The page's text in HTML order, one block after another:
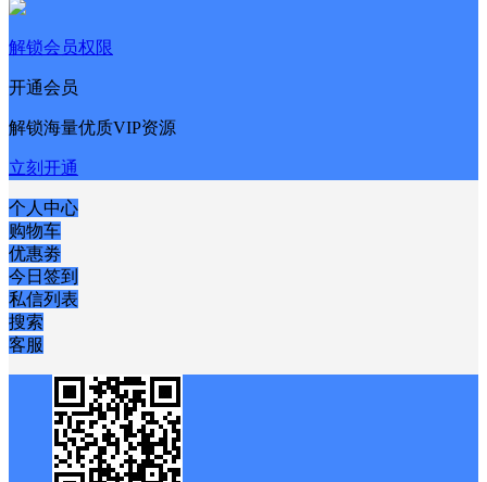
解锁会员权限
开通会员
解锁海量优质VIP资源
立刻开通
个人中心
购物车
优惠劵
今日签到
私信列表
搜索
客服